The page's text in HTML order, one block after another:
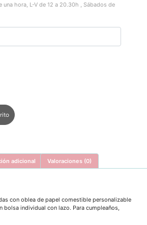
hora, L-V de 12 a 20.30h , Sábados de
adicional Valoraciones (0)
con oblea de papel comestible personalizable
bolsa individual con lazo. Para cumpleaños,